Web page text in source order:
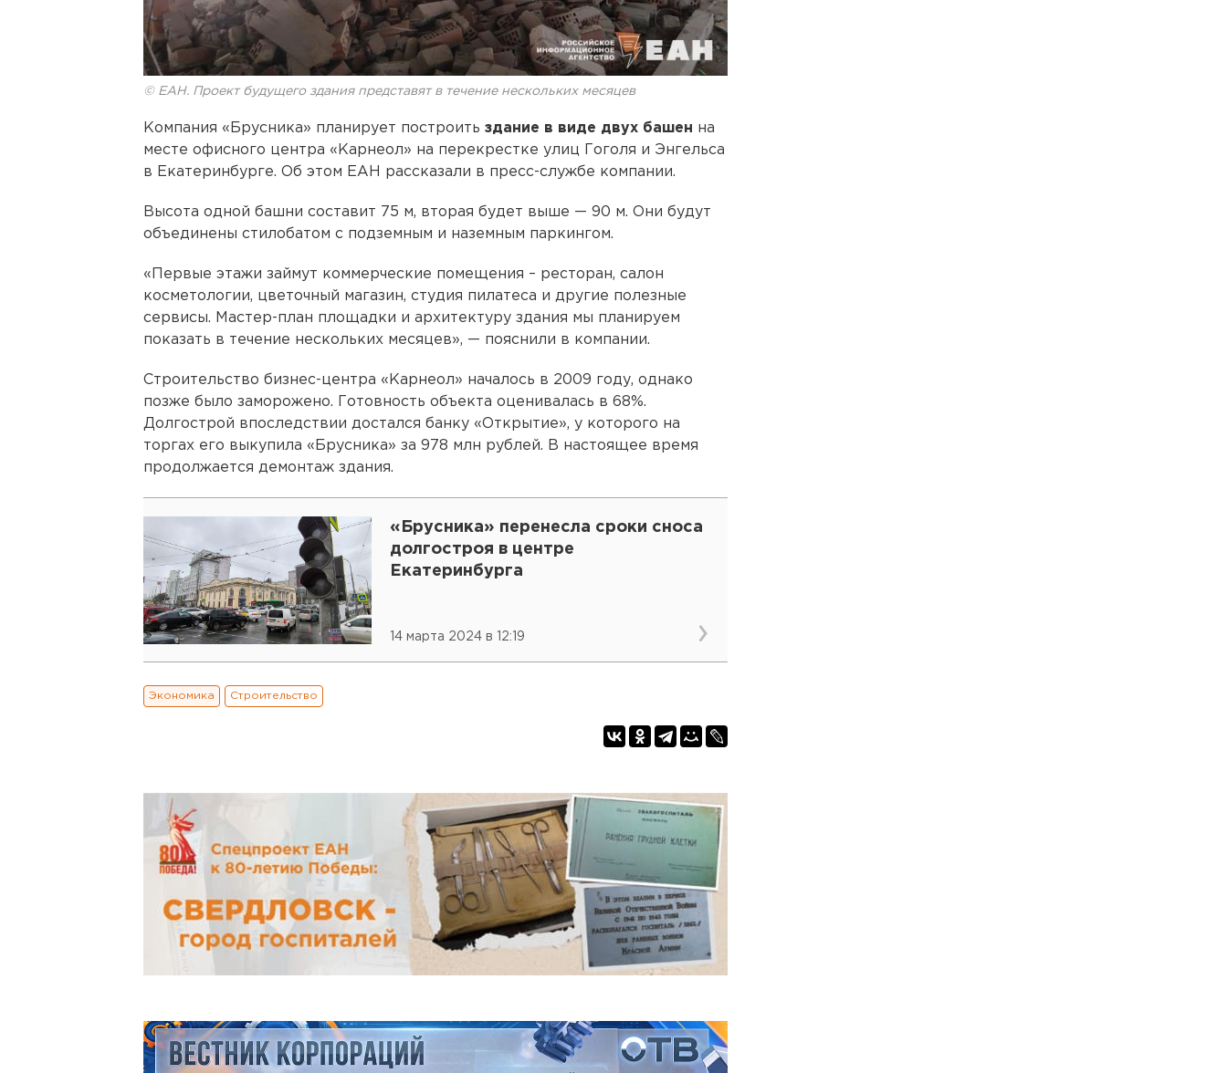
© ЕАН. Проект будущего здания представят в течение нескольких месяцев
Компания «Брусника» планирует построить здание в виде двух башен на
месте офисного центра «Карнеол» на перекрестке улиц Гоголя и Энгельса
в Екатеринбурге. Об этом ЕАН рассказали в пресс-службе компании.
Высота одной башни составит 75 м, вторая будет выше — 90 м. Они будут
объединены стилобатом с подземным и наземным паркингом.
«Первые этажи займут коммерческие помещения – ресторан, салон
косметологии, цветочный магазин, студия пилатеса и другие полезные
сервисы. Мастер-план площадки и архитектуру здания мы планируем
показать в течение нескольких месяцев», — пояснили в компании.
Строительство бизнес-центра «Карнеол» началось в 2009 году, однако
позже было заморожено. Готовность объекта оценивалась в 68%.
Долгострой впоследствии достался банку «Открытие», у которого на
торгах его выкупила «Брусника» за 978 млн рублей. В настоящее время
продолжается демонтаж здания.
«Брусника» перенесла сроки сноса
долгостроя в центре
Екатеринбурга
14 марта 2024 в 12:19
Экономика Строительство